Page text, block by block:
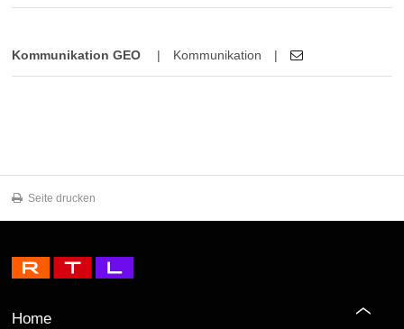
Kommunikation GEO | Kommunikation |
Seite drucken
Home